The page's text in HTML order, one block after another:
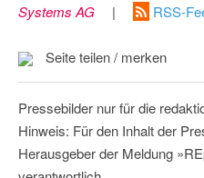
Systems AG
| RSS-
Seite teilen / merken
Pressebilder nur für die
Hinweis: Für den Inhalt der
Herausgeber der Meldung